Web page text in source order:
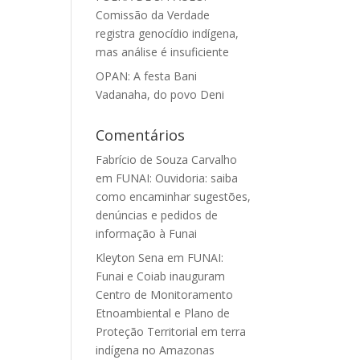
Comissão da Verdade
registra genocídio indígena,
mas análise é insuficiente
OPAN: A festa Bani
Vadanaha, do povo Deni
Comentários
Fabrício de Souza Carvalho
em FUNAI: Ouvidoria: saiba
como encaminhar sugestões,
denúncias e pedidos de
informação à Funai
Kleyton Sena em FUNAI:
Funai e Coiab inauguram
Centro de Monitoramento
Etnoambiental e Plano de
Proteção Territorial em terra
indígena no Amazonas